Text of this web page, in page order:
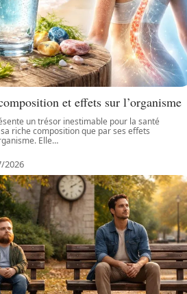
et effets sur l’organisme
un trésor inestimable pour la santé
riche composition que par ses effets
Elle…
2026